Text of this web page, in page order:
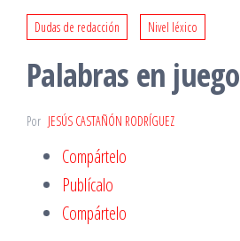
Dudas de redacción Nivel léxico
Palabras en juego
Por JESÚS CASTAÑÓN RODRÍGUEZ
Compártelo
Publícalo
Compártelo